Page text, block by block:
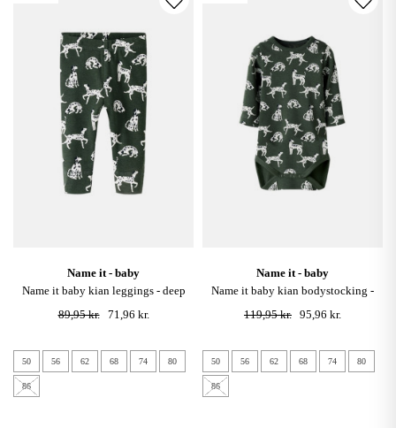
name it - baby
name it baby kian leggings - deep
forest / cloud dancer
89,95 kr. 71,96 kr.
50 56 62 68 74 80
86
name it - baby
name it baby kian bodystocking -
deep forest / cloud dancer
119,95 kr. 95,96 kr.
50 56 62 68 74 80
86